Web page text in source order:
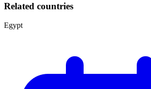
Related countries
Egypt